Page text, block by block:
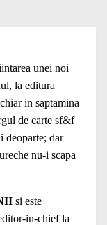
unei noi
la editura
in saptamina
de carte sf&f
deoparte; dar
nu-i scapa
si este
in-chief la